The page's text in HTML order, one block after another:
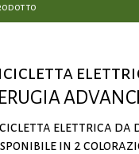
elettrica da
in 2